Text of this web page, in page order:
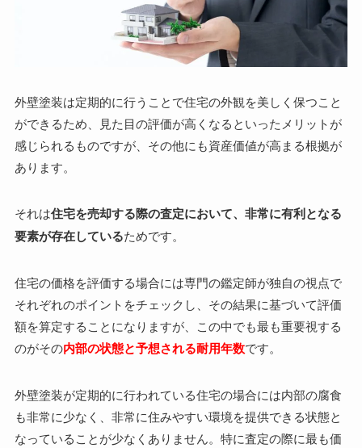
外壁塗装は定期的に行うことで住宅の外観を美しく保つこと
ができるため、見た目の評価が高くなるといったメリットが
感じられるものですが、その他にも資産価値が高まる根拠が
あります。
それは住宅を売却する際の査定において、非常に有利となる
要素が存在しているためです。
住宅の価格を評価する場合には専門の鑑定師が独自の視点で
それぞれのポイントをチェックし、その結果に基づいて評価
額を算定することになりますが、この中でも最も重要視する
のがその内部の状態と予想される耐用年数です。
外壁塗装が定期的に行われている住宅の場合には内部の腐食
も非常に少なく、非常に住みやすい環境を提供できる状態と
なっていることが少なくありません。特に査定の際に最も価